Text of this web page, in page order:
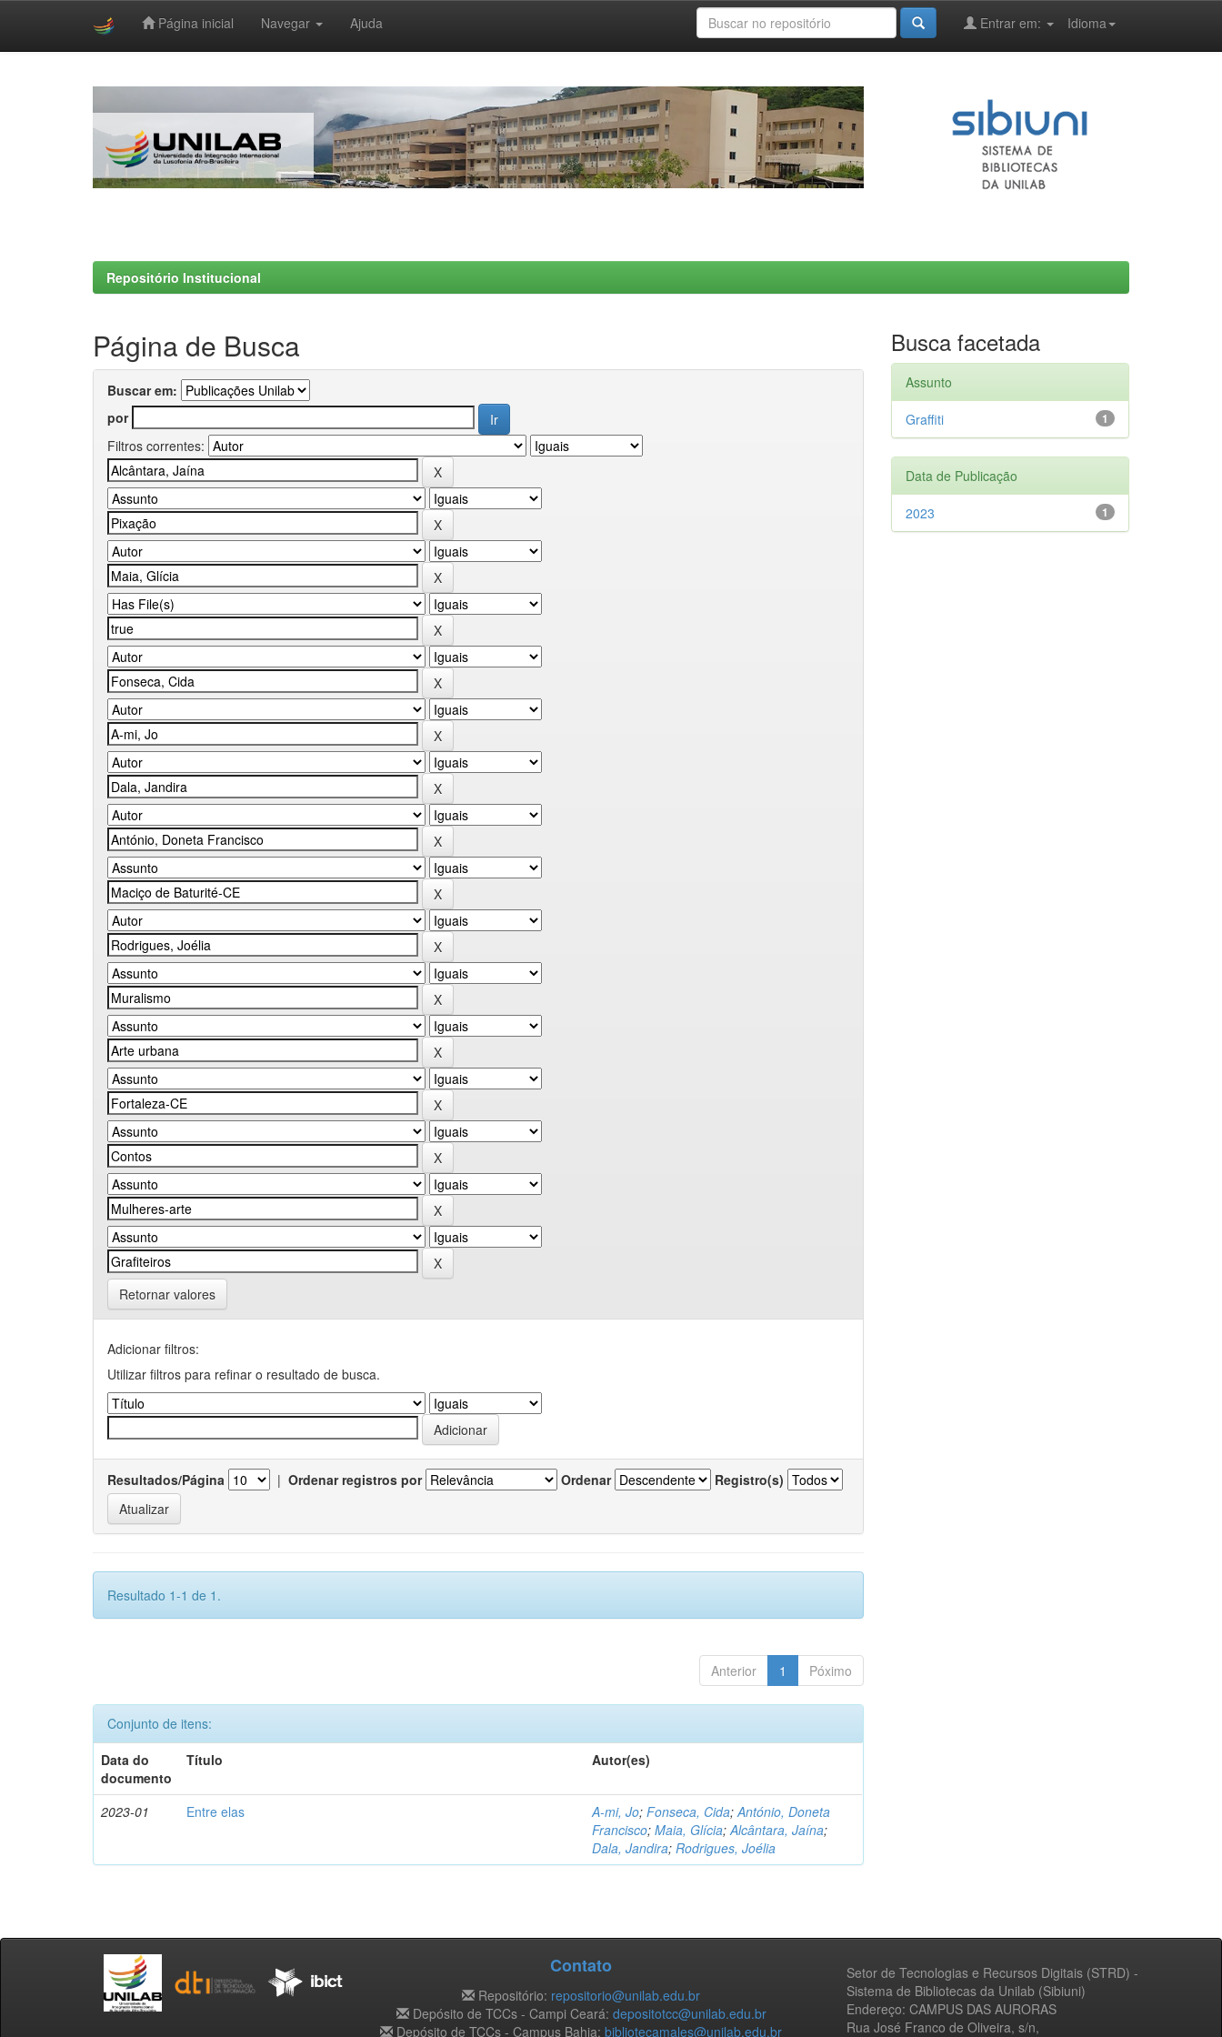
Página inicial Navegar Ajuda Idioma
Entrar em:
Repositório Institucional
Página de Busca
Buscar em:
por
Filtros correntes:
Retornar valores
Adicionar filtros:
Utilizar filtros para refinar o resultado de busca.
Resultados/Página | Ordenar registros por Ordenar Registro(s)
Resultado 1-1 de 1.
Anterior 1 Póximo
Conjunto de itens:
Data do
documento
Título Autor(es)
2023-01 Entre elas A-mi, Jo;Fonseca, Cida;António, Doneta
Francisco;Maia, Glícia;Alcântara, Jaína;
Dala, Jandira;Rodrigues, Joélia
Busca facetada
Assunto
1
Graffiti
Data de Publicação
1
2023
Setor de Tecnologias e Recursos Digitais (STRD) -
Sistema de Bibliotecas da Unilab (Sibiuni)
Endereço: CAMPUS DAS AURORAS
Rua José Franco de Oliveira, s/n,
Contato
Repositório: repositorio@unilab.edu.br
Depósito de TCCs - Campi Ceará: depositotcc@unilab.edu.br
Depósito de TCCs - Campus Bahia: bibliotecamales@unilab.edu.br